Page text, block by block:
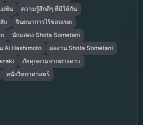
ม่พ้น
ความรู้สึกดีๆ ที่มีให้กัน
บ
จินตนาการไร้ขอบเขต
นักแสดง Shota Sometani
Ai Hashimoto
ผลงาน Shota Sometani
ภัยคุกคามจากต่างดาว
หนังวิทยาศาสตร์